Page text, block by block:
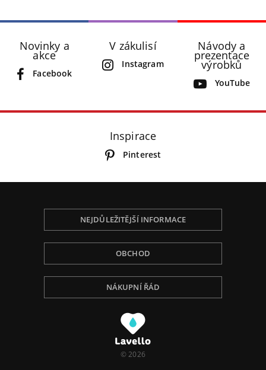
Novinky a
akce
Facebook
V zákulisí
Instagram
Návody a
prezentace
výrobků
YouTube
Inspirace
Pinterest
NEJDŮLEŽITĚJŠÍ INFORMACE
OBCHOD
NÁKUPNÍ ŘÁD
© 2026
Používáme Cookies, abychom Vám poskytli tu
nejlepší zkušenost při procházení, přizpůsobili
obsah na stránce, analyzovali návštěvnost a ukázali
Vám relevantní reklamu. Pro více informací navštivte
naší Politiku ochrany osobních údajů.